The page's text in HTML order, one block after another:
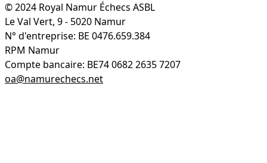
© 2024 Royal Namur Échecs ASBL
Le Val Vert, 9 - 5020 Namur
N° d'entreprise: BE 0476.659.384
RPM Namur
Compte bancaire: BE74 0682 2635 7207
oa@namurechecs.net